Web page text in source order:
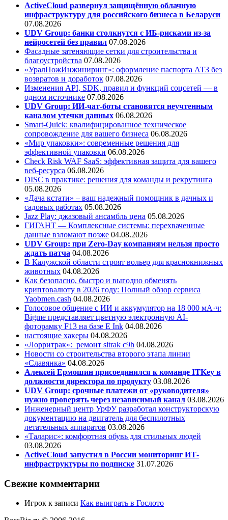
ActiveCloud развернул защищённую облачную
инфраструктуру для российского бизнеса в Беларуси
07.08.2026
UDV Group: банки столкнутся с ИБ-рисками из-за
нейросетей без правил 07.08.2026
Фасадные затеняющие сетки для строительства и
благоустройства 07.08.2026
«УралПожИнжиниринг»: оформление паспорта АТЗ без
возвратов и доработок 07.08.2026
Изменения API, SDK, правил и функций соцсетей — в
одном источнике 07.08.2026
UDV Group: ИИ-чат-боты становятся неучтенным
каналом утечки данных 06.08.2026
Smart-Quick: квалифицированное техническое
сопровождение для вашего бизнеса 06.08.2026
«Мир упаковки»: современные решения для
эффективной упаковки 06.08.2026
Check Risk WAF SaaS: эффективная защита для вашего
веб-ресурса 06.08.2026
DISC в практике: решения для команды и рекрутинга
05.08.2026
«Дача кстати» – ваш надежный помощник в дачных и
садовых работах 05.08.2026
Jazz Play: джазовый ансамбль цена 05.08.2026
ГИГАНТ — Комплексные системы: перехваченные
данные взломают позже 04.08.2026
UDV Group: при Zero-Day компаниям нельзя просто
ждать патча 04.08.2026
В Калужской области строят вольер для краснокнижных
животных 04.08.2026
Как безопасно, быстро и выгодно обменять
криптовалюту в 2026 году: Полный обзор сервиса
Yaobmen.cash 04.08.2026
Голосовое общение с ИИ и аккумулятор на 18 000 мА·ч:
Bigme представляет цветную электронную AI-
фоторамку F13 на базе E Ink 04.08.2026
настоящие хакеры 04.08.2026
«Лорритрак»: ремонт sitrak c9h 04.08.2026
Новости со строительства второго этапа линии
«Славянка» 04.08.2026
Алексей Ермошин присоединился к команде ITKey в
должности директора по продукту 03.08.2026
UDV Group: срочные платежи от «руководителя»
нужно проверять через независимый канал 03.08.2026
Инженерный центр УрФУ разработал конструкторскую
документацию на двигатель для беспилотных
летательных аппаратов 03.08.2026
«Таларис»: комфортная обувь для стильных людей
03.08.2026
ActiveCloud запустил в России мониторинг ИТ-
инфраструктуры по подписке 31.07.2026
Свежие комментарии
Игрок к записи Как выиграть в Гослото